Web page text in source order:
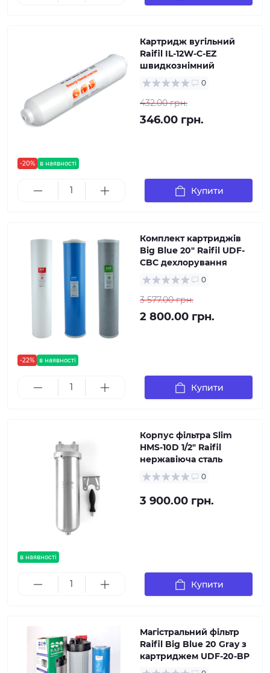
-20% в наявності
Картридж вугільний
Raifil IL-12W-C-EZ
швидкознімний
0
432.00 грн.
346.00 грн.
Купити
-22% в наявності
Комплект картриджів
Big Blue 20" Raifil UDF-
CBC дехлорування
0
3 577.00 грн.
2 800.00 грн.
Купити
в наявності
Корпус фільтра Slim
HMS-10D 1/2" Raifil
нержавіюча сталь
0
3 900.00 грн.
Купити
Магістральний фільтр
Raifil Big Blue 20 Gray з
картриджем UDF-20-BP